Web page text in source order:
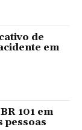
de
em
101 em
pessoas